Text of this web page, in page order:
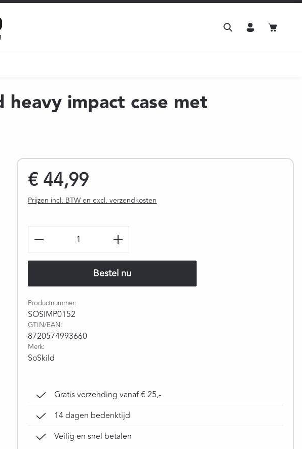
heavy impact case met
Normale prijs:
€ 44,99
Prijzen incl. BTW en excl. verzendkosten
Producthoeveelheid: Voer de gewenste
Bestel nu
Productnummer:
SOSIMP0152
GTIN/EAN:
8720574993660
Merk:
SoSkild
Gratis verzending vanaf € 25,-
14 dagen bedenktijd
Veilig en snel betalen